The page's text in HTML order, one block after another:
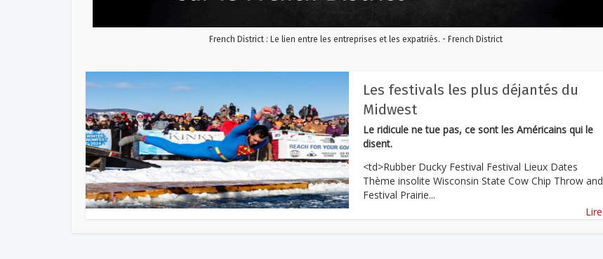
French District : Le lien entre les entreprises et les expatriés. - French District
Les festivals les plus déjantés du
Midwest
Le ridicule ne tue pas, ce sont les Américains qui le
disent.
<td>Rubber Ducky Festival Festival Lieux Dates
Thème insolite Wisconsin State Cow Chip Throw and
Festival Prairie...
Lire